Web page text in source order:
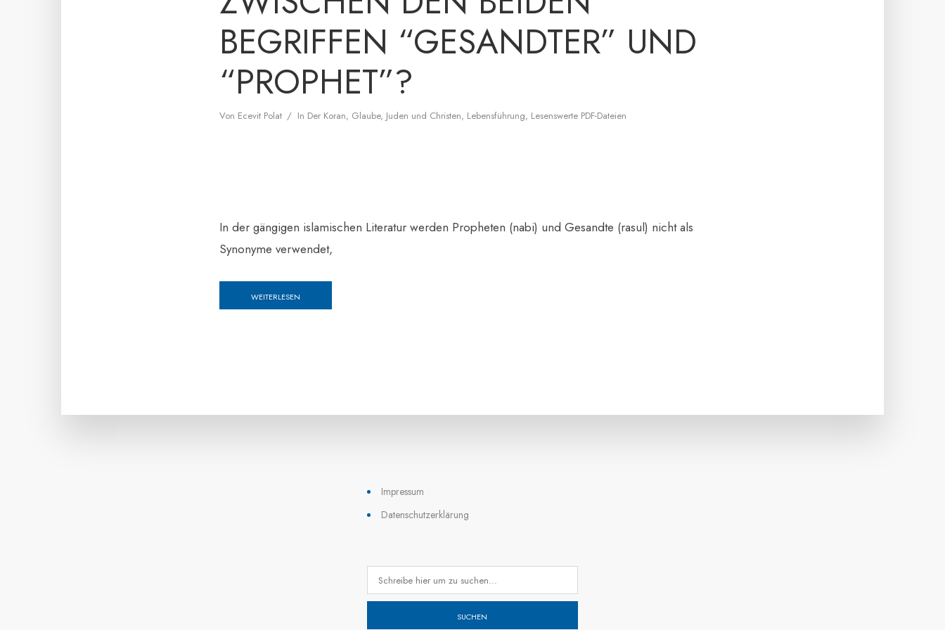
BEGRIFFEN “GESANDTER” UND
“PROPHET”?
Von Ecevit Polat In Der Koran, Glaube, Juden und Christen, Lebensführung, Lesenswerte PDF-Dateien
In der gängigen islamischen Literatur werden Propheten (nabi) und Gesandte (rasul) nicht als
Synonyme verwendet,
WEITERLESEN
Impressum
Datenschutzerklärung
SUCHEN